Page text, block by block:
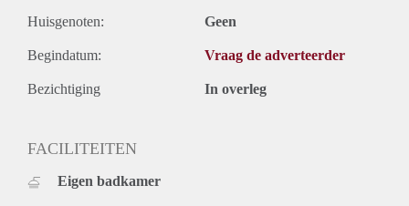
Huisgenoten: Geen
Begindatum: Vraag de adverteerder
Bezichtiging In overleg
FACILITEITEN
Eigen badkamer